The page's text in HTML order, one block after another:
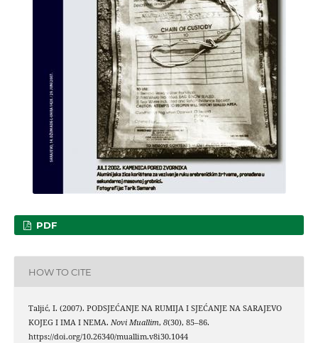
PDF
HOW TO CITE
Taljić, I. (2007). PODSJEĆANJE NA RUMIJA I SJEĆANJE NA SARAJEVO
KOJEG I IMA I NEMA. Novi Muallim, 8(30), 85–86.
https://doi.org/10.26340/muallim.v8i30.1044